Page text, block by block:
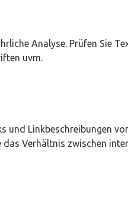
Analyse. Prüfen Sie
uvm.
und Linkbeschreibungen
das Verhältnis zwischen